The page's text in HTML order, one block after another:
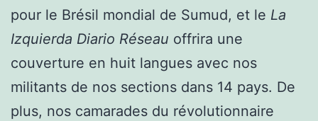
pour le Brésil mondial de Sumud, et le La
Izquierda Diario Réseau offrira une
couverture en huit langues avec nos
militants de nos sections dans 14 pays. De
plus, nos camarades du révolutionnaire